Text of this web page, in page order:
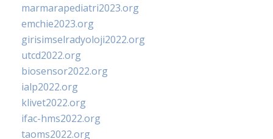
marmarapediatri2023.org
emchie2023.org
girisimselradyoloji2022.org
utcd2022.org
biosensor2022.org
ialp2022.org
klivet2022.org
ifac-hms2022.org
taoms2022.org